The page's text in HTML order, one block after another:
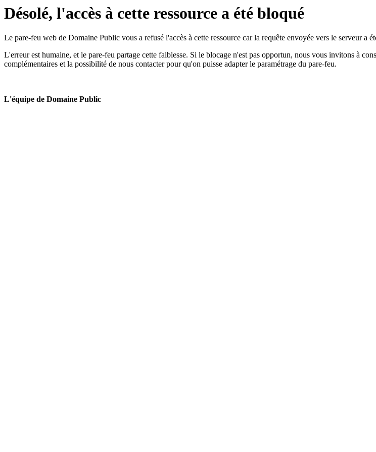
Désolé, l'accès à cette ressource a été bloqué
Le pare-feu web de Domaine Public vous a refusé l'accès à cette ressource car la requête envoyée vers le serveur a
L'erreur est humaine, et le pare-feu partage cette faiblesse. Si le blocage n'est pas opportun, nous vous invitons à
complémentaires et la possibilité de nous contacter pour qu'on puisse adapter le paramétrage du pare-feu.
L'équipe de Domaine Public